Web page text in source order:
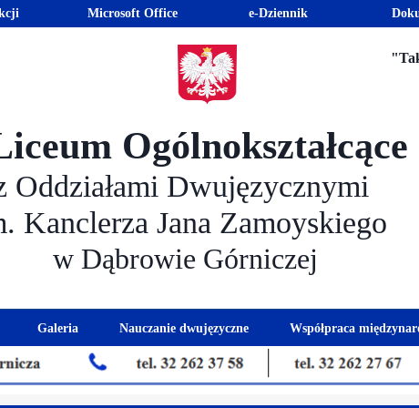
spotkań z rodzicami
Galeria Nauczanie dwujęzyczne
Kadra dwujęzyczna
Współpraca
Ogólnokształcące
Oddziałami Dwujęzycznymi
Kanclerza Jana Zamoyskiego
w Dąbrowie Górniczej
e-Dziennik
Microsoft Office